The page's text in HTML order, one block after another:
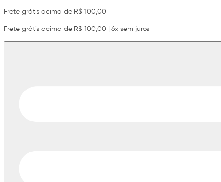
Frete grátis acima de R$ 100,00
Frete grátis acima de R$ 100,00 | 6x sem juros